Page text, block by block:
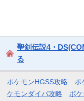
聖剣伝説4・
る
ポケモンHGSS攻略 ポ
ケモンダイパ攻略
ポ